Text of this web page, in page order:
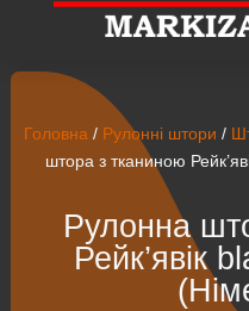
Головна / Рулонні штори /
штора з тканиною
Рулонна
Рейк’явік